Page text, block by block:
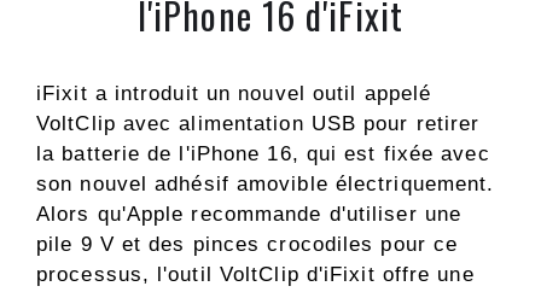
l'iPhone 16 d'iFixit
iFixit a introduit un nouvel outil appelé
VoltClip avec alimentation USB pour retirer
la batterie de l'iPhone 16, qui est fixée avec
son nouvel adhésif amovible électriquement.
Alors qu'Apple recommande d'utiliser une
pile 9 V et des pinces crocodiles pour ce
processus, l'outil VoltClip d'iFixit offre une